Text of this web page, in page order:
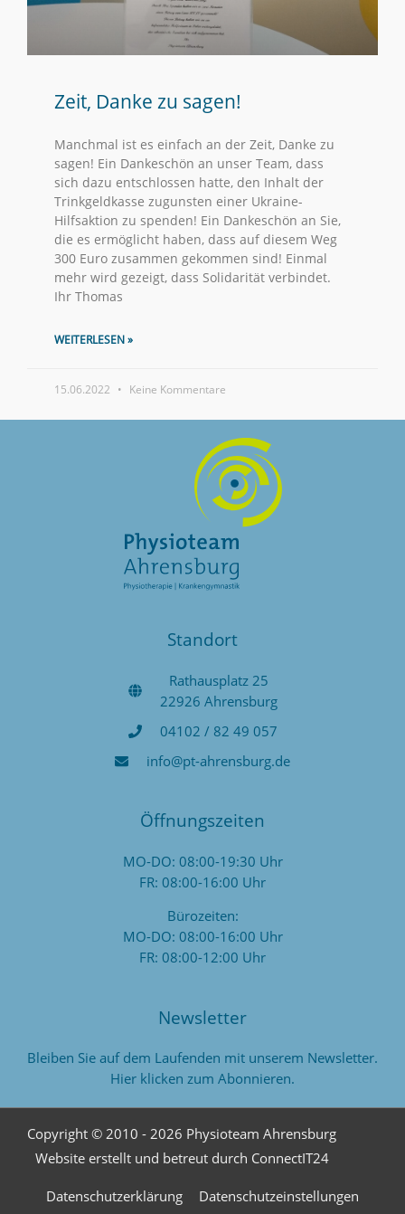
Zeit, Danke zu sagen!
Manchmal ist es einfach an der Zeit, Danke zu
sagen! Ein Dankeschön an unser Team, dass
sich dazu entschlossen hatte, den Inhalt der
Trinkgeldkasse zugunsten einer Ukraine-
Hilfsaktion zu spenden! Ein Dankeschön an Sie,
die es ermöglicht haben, dass auf diesem Weg
300 Euro zusammen gekommen sind! Einmal
mehr wird gezeigt, dass Solidarität verbindet.
Ihr Thomas
WEITERLESEN »
15.06.2022 Keine Kommentare
Standort
Rathausplatz 25
22926 Ahrensburg
04102 / 82 49 057
info@pt-ahrensburg.de
Öffnungszeiten
MO-DO: 08:00-19:30 Uhr
FR: 08:00-16:00 Uhr
Bürozeiten:
MO-DO: 08:00-16:00 Uhr
FR: 08:00-12:00 Uhr
Newsletter
Bleiben Sie auf dem Laufenden mit unserem Newsletter.
Hier klicken zum Abonnieren.
Copyright © 2010 - 2026 Physioteam Ahrensburg
Website erstellt und betreut durch ConnectIT24
Datenschutzerklärung
Datenschutzeinstellungen